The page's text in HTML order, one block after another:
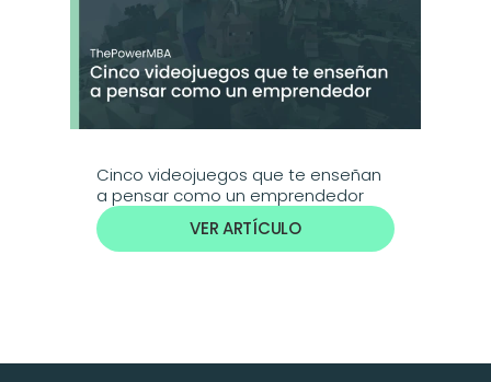
Cinco videojuegos que te enseñan
a pensar como un emprendedor
VER ARTÍCULO